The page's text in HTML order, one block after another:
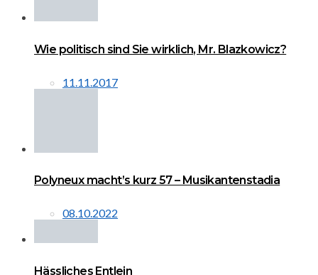
Wie politisch sind Sie wirklich, Mr. Blazkowicz?
11.11.2017
Polyneux macht’s kurz 57 – Musikantenstadia
08.10.2022
Hässliches Entlein